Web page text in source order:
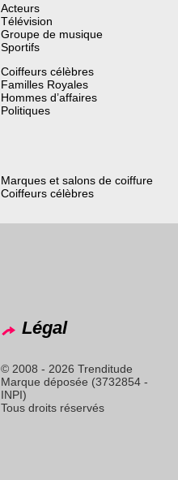
Acteurs
Télévision
Groupe de musique
Sportifs
Coiffeurs célèbres
Familles Royales
Hommes d’affaires
Politiques
Marques et salons de coiffure
Coiffeurs célèbres
Légal
© 2008 - 2026 Trenditude
Marque déposée (3732854 -
INPI)
Tous droits réservés